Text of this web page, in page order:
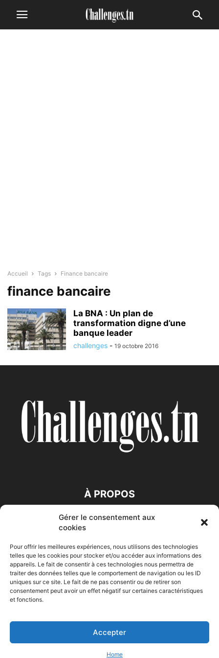
Gérer le consentement aux
cookies
Pour offrir les meilleures expériences, nous utilisons des technologies
telles que les cookies pour stocker et/ou accéder aux informations des
appareils. Le fait de consentir à ces technologies nous permettra de
traiter des données telles que le comportement de navigation ou les ID
uniques sur ce site. Le fait de ne pas consentir ou de retirer son
consentement peut avoir un effet négatif sur certaines caractéristiques
et fonctions.
Accepter
Home
Accueil Tags Finance bancaire
finance bancaire
La BNA : Un plan de
transformation digne d’une
banque leader
challenges - 19 octobre 2016
À PROPOS
SUIVEZ NOUS
Accueil Economie Entreprises Entrepreneur Afrique
HIGH-TECH Auto-Moto
© Challenges.tn By AAKOM.DIGITAL